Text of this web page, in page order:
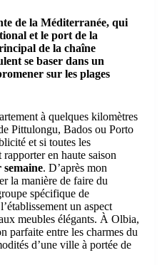
de la Méditerranée, qui
et le port de la
de la chaîne
se baser dans un
sur les plages
à quelques kilomètres
Pittulongu, Bados ou Porto
et si toutes les
en haute saison
semaine. D’après mon
la manière de faire du
spécifique de
un aspect
meubles élégants. À Olbia,
parfaite entre les charmes du
d’une ville à portée de